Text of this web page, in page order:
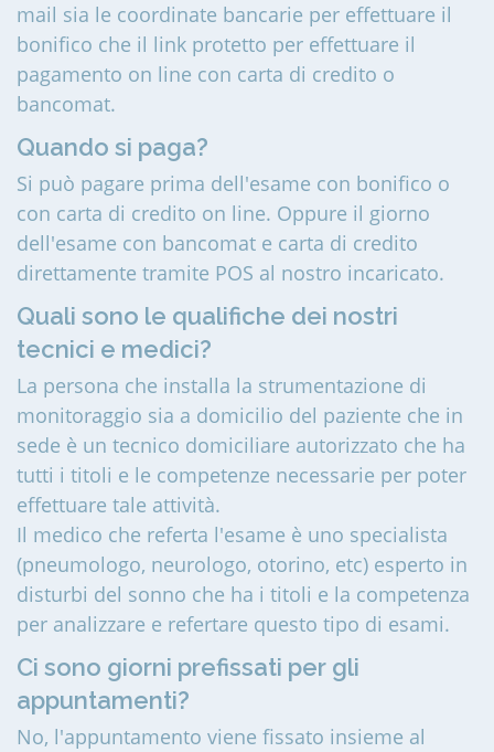
mail sia le coordinate bancarie per effettuare il
bonifico che il link protetto per effettuare il
pagamento on line con carta di credito o
bancomat.
Quando si paga?
Si può pagare prima dell'esame con bonifico o
con carta di credito on line. Oppure il giorno
dell'esame con bancomat e carta di credito
direttamente tramite POS al nostro incaricato.
Quali sono le qualifiche dei nostri
tecnici e medici?
La persona che installa la strumentazione di
monitoraggio sia a domicilio del paziente che in
sede è un tecnico domiciliare autorizzato che ha
tutti i titoli e le competenze necessarie per poter
effettuare tale attività.
Il medico che referta l'esame è uno specialista
(pneumologo, neurologo, otorino, etc) esperto in
disturbi del sonno che ha i titoli e la competenza
per analizzare e refertare questo tipo di esami.
Ci sono giorni prefissati per gli
appuntamenti?
No, l'appuntamento viene fissato insieme al